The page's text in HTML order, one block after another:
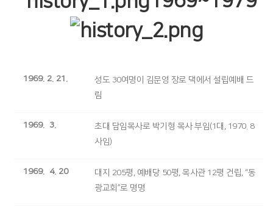
1969. 2. 21.
성도 30여명이 김문영 장로 댁에서 설립예배 드
림
1969. 3.
초대 담임목사로 박기형 목사 부임(1대, 1970. 8
사임)
1969. 4. 20
대지 205평, 예배당 50평, 목사관 12평 건립, “동
광교회”로 명명